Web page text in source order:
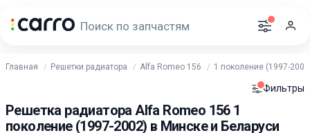
Главная Решетки радиатора Alfa Romeo 156 1 поколение (1997-
Фильтры
Решетка радиатора Alfa Romeo 156 1
поколение (1997-2002) в Минске и Беларуси